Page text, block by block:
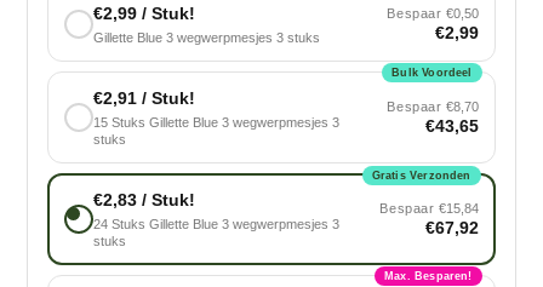
€2,99 / Stuk!
Gillette Blue 3 wegwerpmesjes 3 stuks
Bespaar €0,50
€2,99
Bulk Voordeel
€2,91 / Stuk!
15 Stuks Gillette Blue 3 wegwerpmesjes 3
stuks
Bespaar €8,70
€43,65
Gratis Verzonden
€2,83 / Stuk!
24 Stuks Gillette Blue 3 wegwerpmesjes 3
stuks
Bespaar €15,84
€67,92
Max. Besparen!